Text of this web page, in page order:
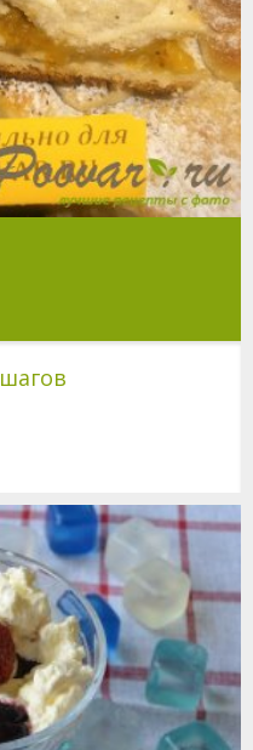
шагов